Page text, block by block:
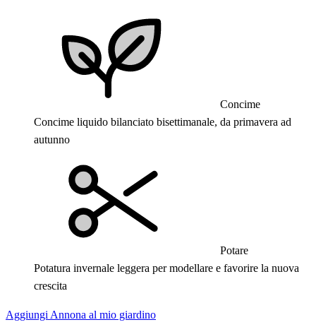
Concime
Concime liquido bilanciato bisettimanale, da primavera ad
autunno
Potare
Potatura invernale leggera per modellare e favorire la nuova
crescita
Aggiungi Annona al mio giardino